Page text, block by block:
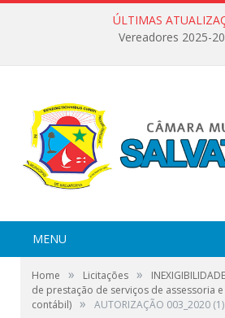
ÚLTIMAS
Vereadores 2025-
MENU
Home » Licitações »
de prestação de serviços de assessoria
contábil) » AUTORIZAÇÃO 003_2020 (1)